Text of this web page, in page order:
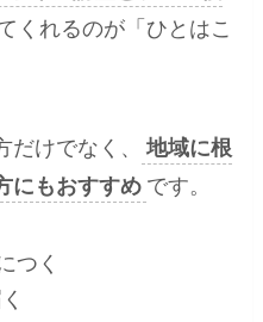
くれるのが「ひとはこ
けでなく、
地域に根
にもおすすめ です。
つく